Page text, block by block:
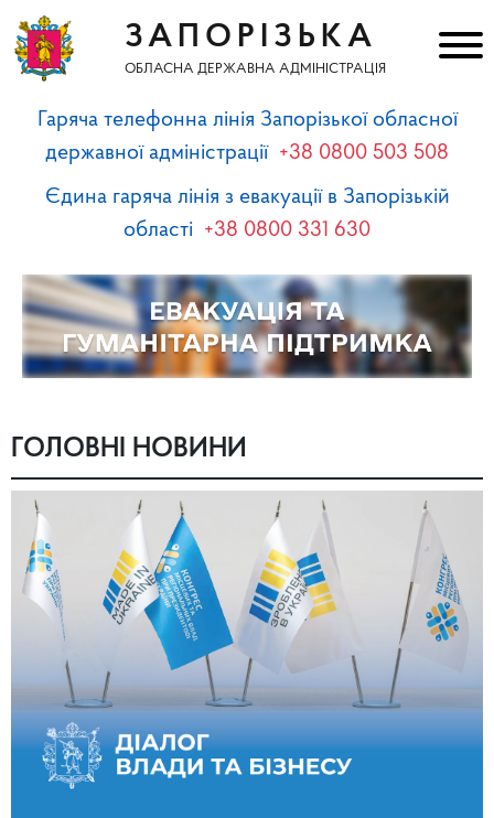
ЗАПОРІЗЬКА
ОБЛАСНА ДЕРЖАВНА АДМІНІСТРАЦІЯ
Гаряча телефонна лінія Запорізької обласної
державної адміністрації +38 0800 503 508
Єдина гаряча лінія з евакуації в Запорізькій
області +38 0800 331 630
ГОЛОВНІ НОВИНИ